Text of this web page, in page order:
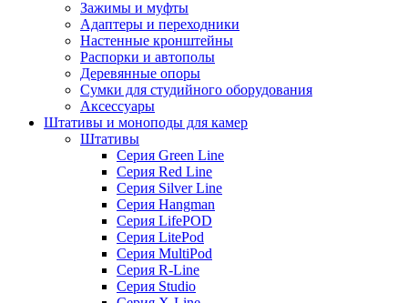
Зажимы и муфты
Адаптеры и переходники
Настенные кронштейны
Распорки и автополы
Деревянные опоры
Сумки для студийного оборудования
Аксессуары
Штативы и моноподы для камер
Штативы
Серия Green Line
Серия Red Line
Серия Silver Line
Серия Hangman
Серия LifePOD
Серия LitePod
Серия MultiPod
Серия R-Line
Серия Studio